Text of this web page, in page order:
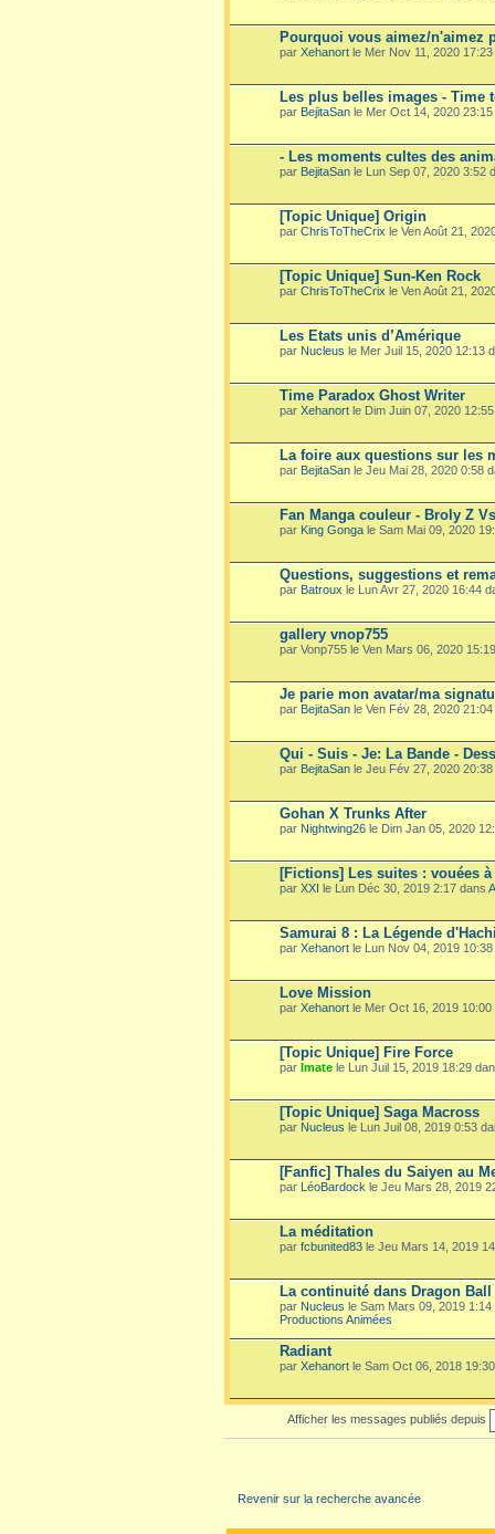
Pourquoi vous aimez/n'aimez
par Xehanort le Mer Nov 11, 2020
Les plus belles images - Time
par BejitaSan le Mer Oct 14, 2020
- Les moments cultes des
par BejitaSan le Lun Sep 07, 2020 3:52
[Topic Unique] Origin
par ChrisToTheCrix le Ven Août 21,
[Topic Unique] Sun-Ken Rock
par ChrisToTheCrix le Ven Août 21,
Les Etats unis d’Amérique
par Nucleus le Mer Juil 15, 2020 12:13
Time Paradox Ghost Writer
par Xehanort le Dim Juin 07, 2020
La foire aux questions sur les
par BejitaSan le Jeu Mai 28, 2020 0:58
Fan Manga couleur - Broly Z
par King Gonga le Sam Mai 09, 2020
Questions, suggestions et
par Batroux le Lun Avr 27, 2020 16:44
gallery vnop755
par Vonp755 le Ven Mars 06, 2020
Je parie mon avatar/ma
par BejitaSan le Ven Fév 28, 2020
Qui - Suis - Je: La Bande -
par BejitaSan le Jeu Fév 27, 2020
Gohan X Trunks After
par Nightwing26 le Dim Jan 05, 2020
[Fictions] Les suites : vouées
par XXI le Lun Déc 30, 2019 2:17 dans
Samurai 8 : La Légende
par Xehanort le Lun Nov 04, 2019
Love Mission
par Xehanort le Mer Oct 16, 2019
[Topic Unique] Fire Force
par Imate le Lun Juil 15, 2019 18:29
[Topic Unique] Saga Macross
par Nucleus le Lun Juil 08, 2019 0:53
[Fanfic] Thales du Saiyen au
par LéoBardock le Jeu Mars 28, 2019
La méditation
par fcbunited83 le Jeu Mars 14, 2019
La continuité dans Dragon Ball
par Nucleus le Sam Mars 09, 2019
Productions Animées
Radiant
par Xehanort le Sam Oct 06, 2018
Afficher les messages publiés depuis
Revenir sur la recherche avancée